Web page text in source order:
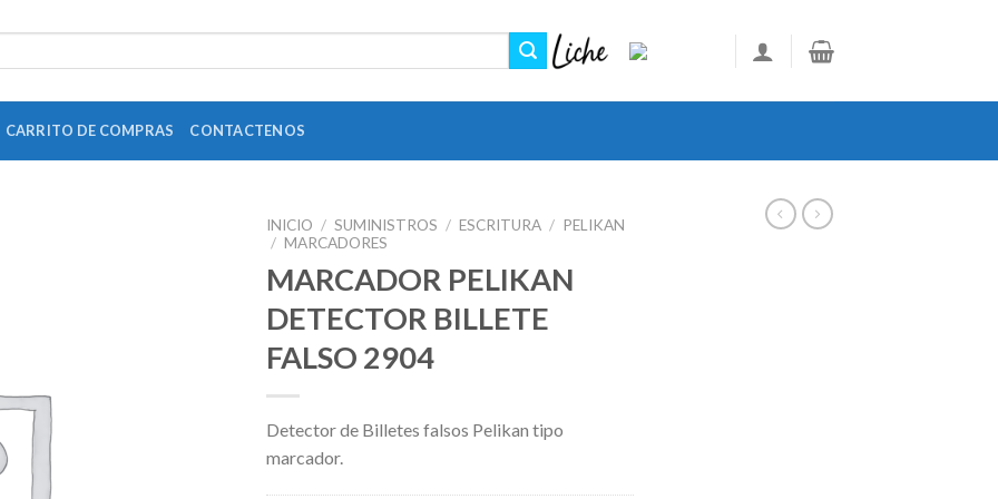
CARRITO DE COMPRAS CONTACTENOS
INICIO / SUMINISTROS / ESCRITURA / PELIKAN
/ MARCADORES
MARCADOR PELIKAN
DETECTOR BILLETE
FALSO 2904
Detector de Billetes falsos Pelikan tipo
marcador.